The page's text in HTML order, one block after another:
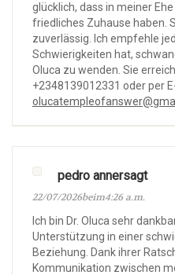
glücklich, dass in meiner
friedliches Zuhause haben.
zuverlässig. Ich empfehle
Schwierigkeiten hat,
Oluca zu wenden. Sie
+2348139012331 oder per
pedro annersagt
22/07/2026beim4:26 a.m.
Ich bin Dr. Oluca sehr
Unterstützung in einer
Beziehung. Dank ihrer
Kommunikation zwischen